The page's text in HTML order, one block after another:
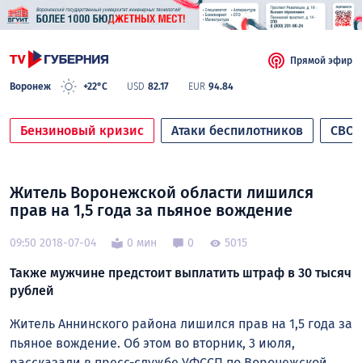
Воронеж +22°C USD 82.17 EUR 94.84
Прямой эфир
Бензиновый кризис Атаки беспилотников СВО
Житель Воронежской области лишился
прав на 1,5 года за пьяное вождение
09:50 2018-07-04 0 мин 0 5015
Также мужчине предстоит выплатить штраф в 30 тысяч
рублей
Житель Аннинского района лишился прав на 1,5 года за
пьяное вождение. Об этом во вторник, 3 июля,